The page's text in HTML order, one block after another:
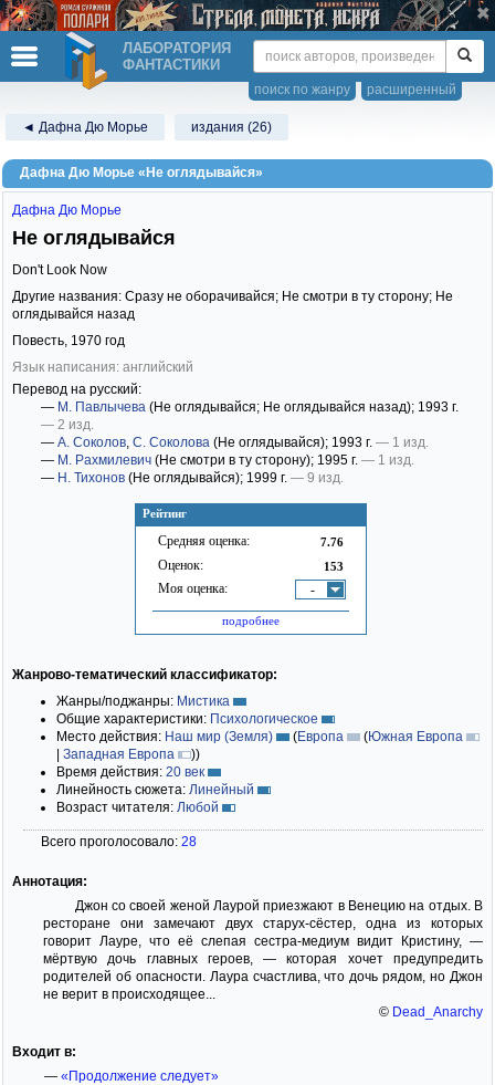
ЛАБОРАТОРИЯ
ФАНТАСТИКИ
расширенный
поиск по жанру
◄ Дафна Дю Морье издания (26)
Дафна Дю Морье «Не оглядывайся»
Рейтинг
Средняя оценка: 7.76
Оценок: 153
Моя оценка: -
подробнее
Дафна Дю Морье
Не оглядывайся
Don't Look Now
Другие названия: Сразу не оборачивайся; Не смотри в ту сторону; Не
оглядывайся назад
Повесть, 1970 год
Язык написания: английский
Перевод на русский:
— М. Павлычева (Не оглядывайся; Не оглядывайся назад); 1993 г.
— 2 изд.
— А. Соколов, С. Соколова (Не оглядывайся); 1993 г. — 1 изд.
— М. Рахмилевич (Не смотри в ту сторону); 1995 г. — 1 изд.
— Н. Тихонов (Не оглядывайся); 1999 г. — 9 изд.
Жанрово-тематический классификатор:
Жанры/поджанры: Мистика
Общие характеристики: Психологическое
Место действия: Наш мир (Земля) (Европа (Южная Европа
| Западная Европа ))
Время действия: 20 век
Линейность сюжета: Линейный
Возраст читателя: Любой
Всего проголосовало: 28
Аннотация:
Джон со своей женой Лаурой приезжают в Венецию на отдых. В
ресторане они замечают двух старух-сёстер, одна из которых
говорит Лауре, что её слепая сестра-медиум видит Кристину, —
мёртвую дочь главных героев, — которая хочет предупредить
родителей об опасности. Лаура счастлива, что дочь рядом, но Джон
не верит в происходящее...
© Dead_Anarchy
Входит в:
— «Продолжение следует»